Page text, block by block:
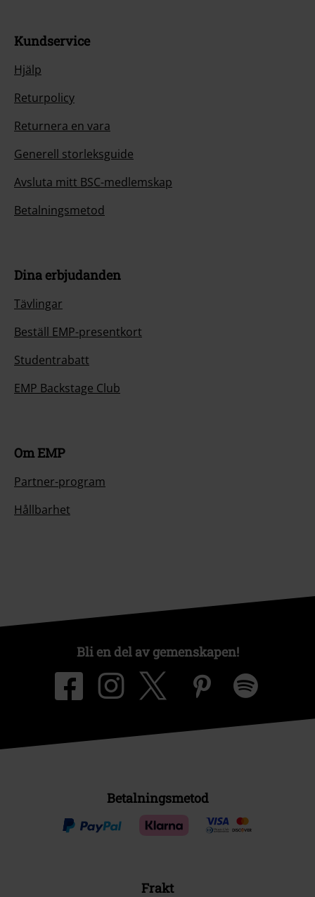
Kundservice
Hjälp
Returpolicy
Returnera en vara
Generell storleksguide
Avsluta mitt BSC-medlemskap
Betalningsmetod
Dina erbjudanden
Tävlingar
Beställ EMP-presentkort
Studentrabatt
EMP Backstage Club
Om EMP
Partner-program
Hållbarhet
Bli en del av gemenskapen!
Betalningsmetod
Frakt